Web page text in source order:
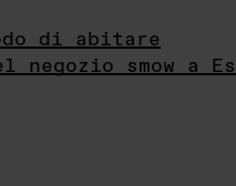
di abitare
smow a